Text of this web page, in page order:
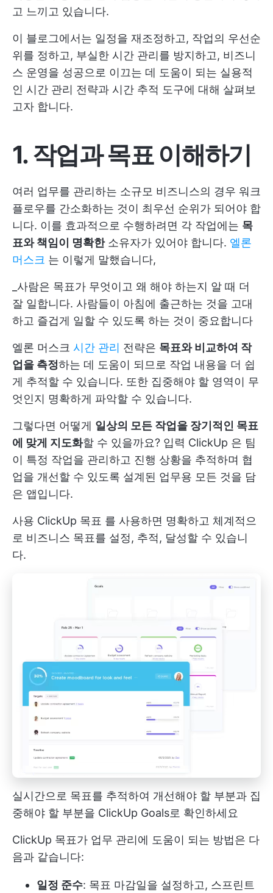
고 느끼고 있습니다.
이 블로그에서는 일정을 재조정하고, 작업의 우선순
위를 정하고, 부실한 시간 관리를 방지하고, 비즈니
스 운영을 성공으로 이끄는 데 도움이 되는 실용적
인 시간 관리 전략과 시간 추적 도구에 대해 살펴보
고자 합니다.
1. 작업과 목표 이해하기
여러 업무를 관리하는 소규모 비즈니스의 경우 워크
플로우를 간소화하는 것이 최우선 순위가 되어야 합
니다. 이를 효과적으로 수행하려면 각 작업에는 목
표와 책임이 명확한소유자가 있어야 합니다. 엘론
머스크 는 이렇게 말했습니다,
_사람은 목표가 무엇이고 왜 해야 하는지 알 때 더
잘 일합니다. 사람들이 아침에 출근하는 것을 고대
하고 즐겁게 일할 수 있도록 하는 것이 중요합니다
엘론 머스크 시간 관리 전략은 목표와 비교하여 작
업을 측정하는 데 도움이 되므로 작업 내용을 더 쉽
게 추적할 수 있습니다. 또한 집중해야 할 영역이 무
엇인지 명확하게 파악할 수 있습니다.
그렇다면 어떻게 일상의 모든 작업을 장기적인 목표
에 맞게 지도화할 수 있을까요? 입력 ClickUp 은 팀
이 특정 작업을 관리하고 진행 상황을 추적하며 협
업을 개선할 수 있도록 설계된 업무용 모든 것을 담
은 앱입니다.
사용 ClickUp 목표 를 사용하면 명확하고 체계적으
로 비즈니스 목표를 설정, 추적, 달성할 수 있습니
다.
실시간으로 목표를 추적하여 개선해야 할 부분과 집
중해야 할 부분을 ClickUp Goals로 확인하세요
ClickUp 목표가 업무 관리에 도움이 되는 방법은 다
음과 같습니다:
일정 준수: 목표 마감일을 설정하고, 스프린트